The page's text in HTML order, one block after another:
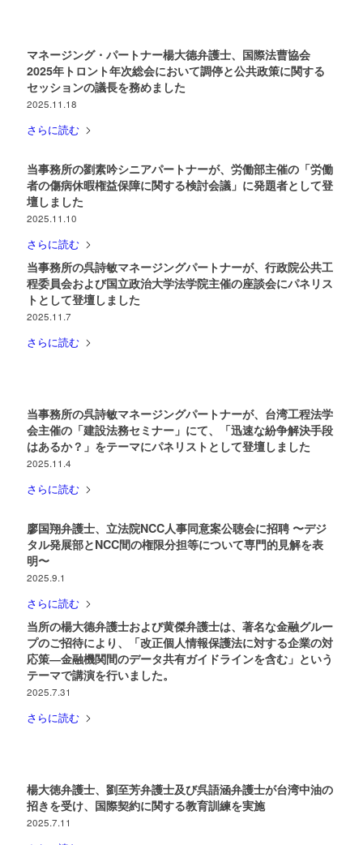
マネージング・パートナー楊大德弁護士、国際法曹協会
2025年トロント年次総会において調停と公共政策に関する
セッションの議長を務めました
2025.11.18
さらに読む
当事務所の劉素吟シニアパートナーが、労働部主催の「労働
者の傷病休暇権益保障に関する検討会議」に発題者として登
壇しました
2025.11.10
さらに読む
当事務所の呉詩敏マネージングパートナーが、行政院公共工
程委員会および国立政治大学法学院主催の座談会にパネリス
トとして登壇しました
2025.11.7
さらに読む
当事務所の呉詩敏マネージングパートナーが、台湾工程法学
会主催の「建設法務セミナー」にて、「迅速な紛争解決手段
はあるか？」をテーマにパネリストとして登壇しました
2025.11.4
さらに読む
廖国翔弁護士、立法院NCC人事同意案公聴会に招聘 〜デジ
タル発展部とNCC間の権限分担等について専門的見解を表
明〜
2025.9.1
さらに読む
当所の楊大德弁護士および黄傑弁護士は、著名な金融グルー
プのご招待により、「改正個人情報保護法に対する企業の対
応策―金融機関間のデータ共有ガイドラインを含む」という
テーマで講演を行いました。
2025.7.31
さらに読む
楊大徳弁護士、劉至芳弁護士及び呉語涵弁護士が台湾中油の
招きを受け、国際契約に関する教育訓練を実施
2025.7.11